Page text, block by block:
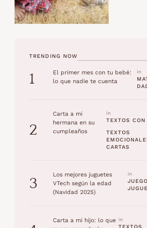
TRENDING NOW
1
El primer mes con tu bebé:
lo que nadie te cuenta
in
2
Carta a mi
hermana en su
cumpleaños
in
TEXTOS
TEXTOS
CARTAS
3
Los mejores juguetes
VTech según la edad
(Navidad 2025)
in
Carta a mi hijo: lo que in